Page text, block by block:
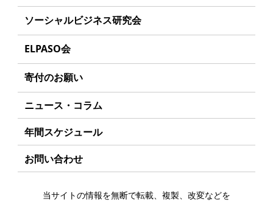
起業を考えているみなさんへ
応援したいみなさんへ
組織
年間スケジュール
定款
個人情報保護方針
アクセス
給付型奨学金とは
事業方針
ソーシャルビジネスとは
丸和育志会の考える
受賞者一覧
ソーシャルビジネス研究会
研究会のねらい
研究会一覧
ELPASO会
ELPASO会とは
会員限定ページ
寄付のお願い
お手続き
寄付支援者
ニュース・コラム
年間スケジュール
お問い合わせ
当サイトの情報を無断で転載、複製、改変などを